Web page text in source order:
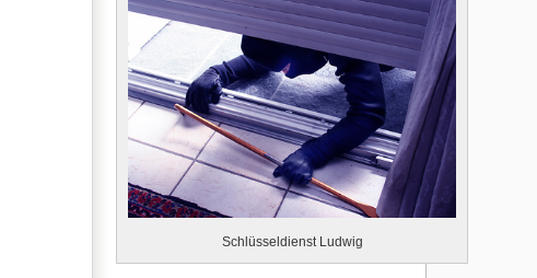
Schlüsseldienst Ludwig